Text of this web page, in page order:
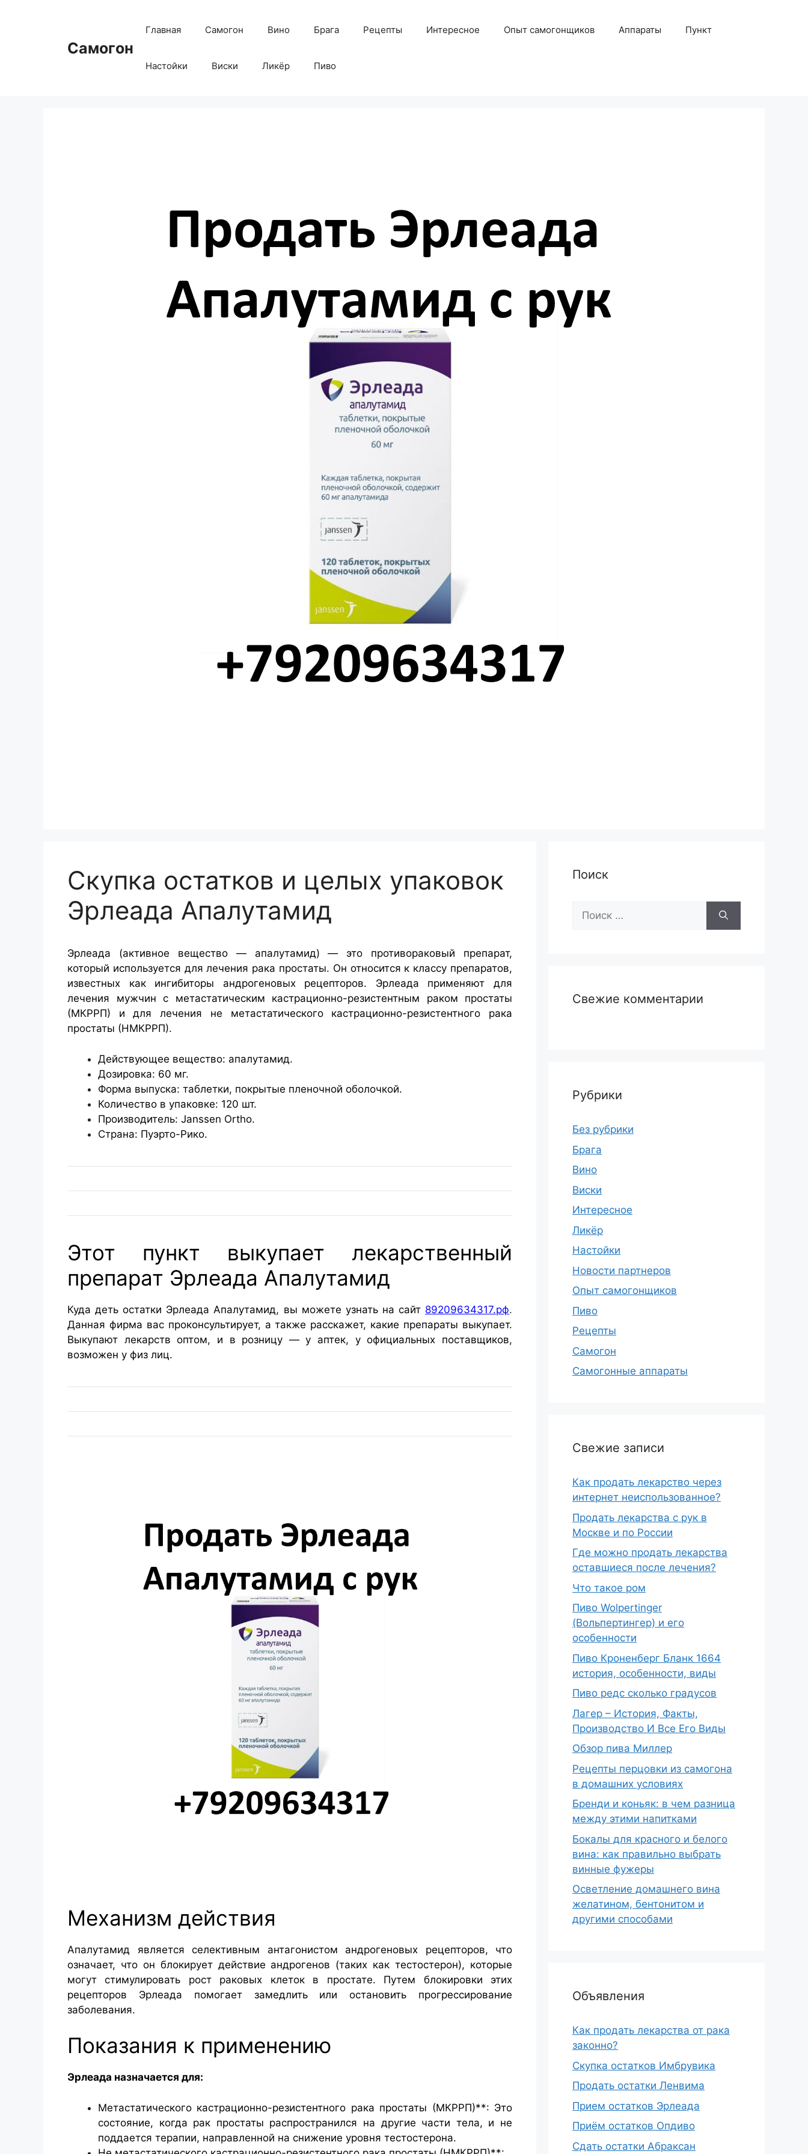
Самогон
Главная Самогон Вино Брага Рецепты Интересное Опыт самогонщиков Аппараты Пункт
Настойки Виски Ликёр Пиво
Скупка остатков и целых упаковок
Эрлеада Апалутамид
Эрлеада (активное вещество — апалутамид) — это противораковый препарат,
который используется для лечения рака простаты. Он относится к классу препаратов,
известных как ингибиторы андрогеновых рецепторов. Эрлеада применяют для
лечения мужчин с метастатическим кастрационно-резистентным раком простаты
(МКРРП) и для лечения не метастатического кастрационно-резистентного рака
простаты (НМКРРП).
Действующее вещество: апалутамид.
Дозировка: 60 мг.
Форма выпуска: таблетки, покрытые пленочной оболочкой.
Количество в упаковке: 120 шт.
Производитель: Janssen Ortho.
Страна: Пуэрто-Рико.
Этот пункт выкупает лекарственный
препарат Эрлеада Апалутамид
Куда деть остатки Эрлеада Апалутамид, вы можете узнать на сайт 89209634317.рф.
Данная фирма вас проконсультирует, а также расскажет, какие препараты выкупает.
Выкупают лекарств оптом, и в розницу — у аптек, у официальных поставщиков,
возможен у физ лиц.
Механизм действия
Апалутамид является селективным антагонистом андрогеновых рецепторов, что
означает, что он блокирует действие андрогенов (таких как тестостерон), которые
могут стимулировать рост раковых клеток в простате. Путем блокировки этих
рецепторов Эрлеада помогает замедлить или остановить прогрессирование
заболевания.
Показания к применению
Эрлеада назначается для:
Метастатического кастрационно-резистентного рака простаты (МКРРП)**: Это
состояние, когда рак простаты распространился на другие части тела, и не
поддается терапии, направленной на снижение уровня тестостерона.
Поиск
Поиск:
Свежие комментарии
Рубрики
Без рубрики
Брага
Вино
Виски
Интересное
Ликёр
Настойки
Новости партнеров
Опыт самогонщиков
Пиво
Рецепты
Самогон
Самогонные аппараты
Свежие записи
Как продать лекарство через
интернет неиспользованное?
Продать лекарства с рук в
Москве и по России
Где можно продать лекарства
оставшиеся после лечения?
Что такое ром
Пиво Wolpertinger
(Вольпертингер) и его
особенности
Пиво Кроненберг Бланк 1664
история, особенности, виды
Пиво редс сколько градусов
Лагер – История, Факты,
Производство И Все Его Виды
Обзор пива Миллер
Рецепты перцовки из самогона
в домашних условиях
Бренди и коньяк: в чем разница
между этими напитками
Бокалы для красного и белого
вина: как правильно выбрать
винные фужеры
Осветление домашнего вина
желатином, бентонитом и
другими способами
Объявления
Как продать лекарства от рака
законно?
Скупка остатков Имбрувика
Продать остатки Ленвима
Прием остатков Эрлеада
Приём остатков Опдиво
Сдать остатки Абраксан